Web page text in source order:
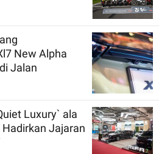
New Alpha
Jalan
Luxury` ala
Hadirkan Jajaran